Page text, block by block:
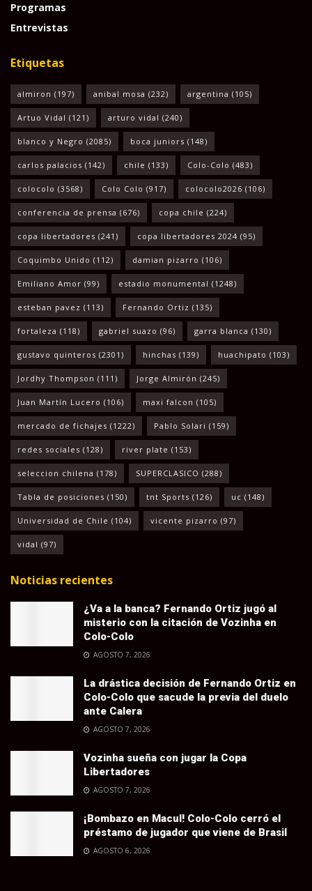
Programas
Entrevistas
Etiquetas
almiron (197) anibal mosa (232) argentina (105)
Artuo Vidal (121) arturo vidal (240)
blanco y Negro (2085) boca juniors (148)
carlos palacios (142) chile (133) Colo-Colo (483)
colocolo (3568) Colo Colo (917) colocolo2026 (106)
conferencia de prensa (676) copa chile (224)
copa libertadores (241) copa libertadores 2024 (95)
Coquimbo Unido (112) damian pizarro (106)
Emiliano Amor (99) estadio monumental (1248)
esteban pavez (113) Fernando Ortiz (135)
fortaleza (118) gabriel suazo (96) garra blanca (130)
gustavo quinteros (2301) hinchas (139) huachipato (103)
Jordhy Thompson (111) Jorge Almirón (245)
Juan Martín Lucero (106) maxi falcon (105)
mercado de fichajes (1222) Pablo Solari (159)
redes sociales (128) river plate (153)
seleccion chilena (178) SUPERCLASICO (288)
Tabla de posiciones (150) tnt Sports (126) uc (148)
Universidad de Chile (104) vicente pizarro (97)
vidal (97)
Noticias recientes
¿Va a la banca? Fernando Ortiz jugó al
misterio con la citación de Vozinha en
Colo-Colo
AGOSTO 7, 2026
La drástica decisión de Fernando Ortiz en
Colo-Colo que sacude la previa del duelo
ante Calera
AGOSTO 7, 2026
Vozinha sueña con jugar la Copa
Libertadores
AGOSTO 7, 2026
¡Bombazo en Macul! Colo-Colo cerró el
préstamo de jugador que viene de Brasil
AGOSTO 6, 2026